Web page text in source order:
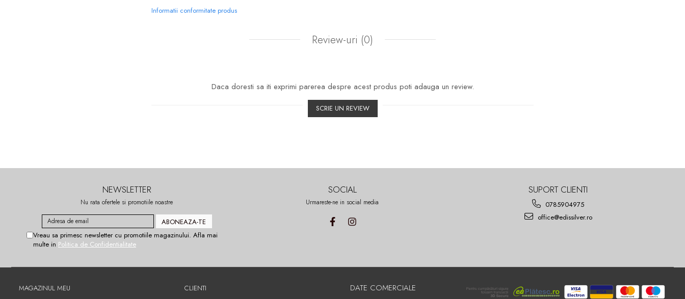
Informatii conformitate produs
Review-uri (0)
Daca doresti sa iti exprimi parerea despre acest produs poti adauga un review.
SCRIE UN REVIEW
NEWSLETTER
Nu rata ofertele si promotiile noastre
Vreau sa primesc newsletter cu promotiile magazinului. Afla mai
multe in Politica de Confidentialitate
SOCIAL
Urmareste-ne in social media
SUPORT CLIENTI
0785904975
office@edissilver.ro
MAGAZINUL MEU CLIENTI DATE COMERCIALE